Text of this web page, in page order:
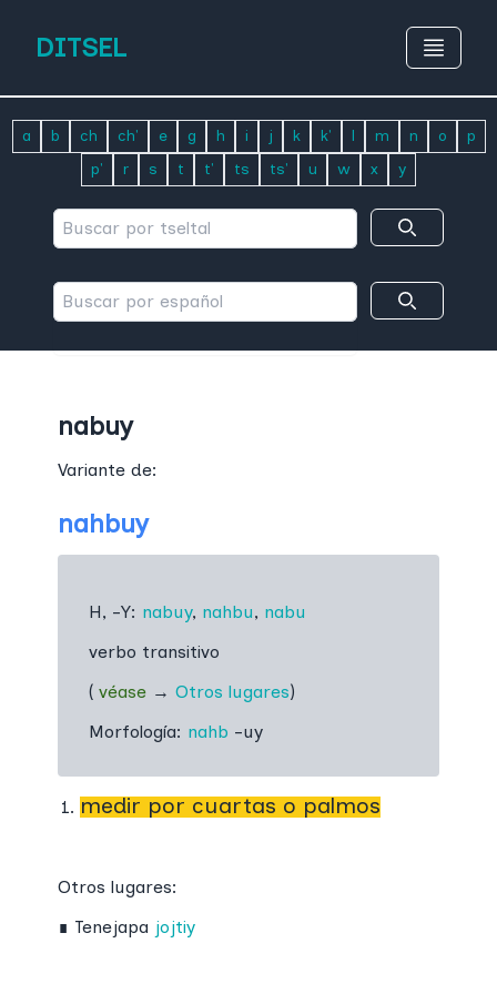
DITSEL
a b ch ch' e g h i j k k' l m n o
p
p'
r s t t' ts ts' u w x y
nabuy
Variante de:
nahbuy
H, -Y: nabuy, nahbu, nabu
verbo transitivo
( véase → Otros lugares)
Morfología: nahb -uy
medir por cuartas o palmos
Otros lugares:
∎ Tenejapa jojtiy